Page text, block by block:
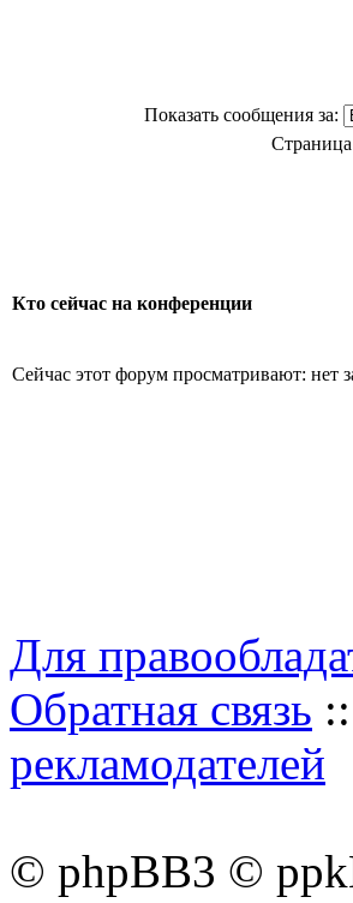
Показать сообщения за:
Страница
Кто сейчас на конференции
Сейчас этот форум просматривают: нет
Для
Обратная связь ::
рекламодателей
© phpBB3 ©